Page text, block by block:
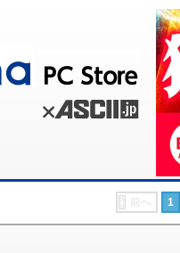
前へ 1